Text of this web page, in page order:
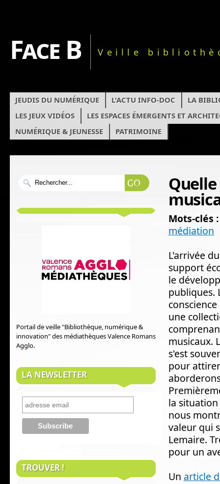
Face B Veille
JEUDIS DU NUMÉRIQUE L'ACTU INFO-DOC
LA
LES JEUX VIDÉOS
LES ESPACES ÉMERGENTS ET
NUMÉRIQUE & JEUNESSE
PATRIMOINE
Mots-clés :
médiation
L'arrivée
support
le
publiques.
une
musicaux.
s'est
pour
la
nous
valeur qui
Lemaire.
pour un
Un article
Portail de veille "Bibliothèque, numérique &
innovation" des médiathèques Valence Romans
Agglo.
LA NEWSLETTER
TROUVER !